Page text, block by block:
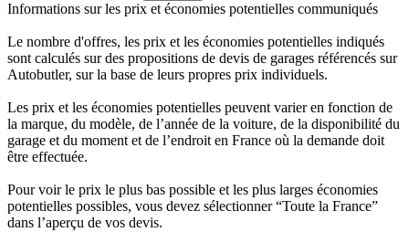
Informations sur les prix et économies potentielles communiqués
Le nombre d'offres, les prix et les économies potentielles indiqués
sont calculés sur des propositions de devis de garages référencés sur
Autobutler, sur la base de leurs propres prix individuels.
Les prix et les économies potentielles peuvent varier en fonction de
la marque, du modèle, de l’année de la voiture, de la disponibilité du
garage et du moment et de l’endroit en France où la demande doit
être effectuée.
Pour voir le prix le plus bas possible et les plus larges économies
potentielles possibles, vous devez sélectionner “Toute la France”
dans l’aperçu de vos devis.